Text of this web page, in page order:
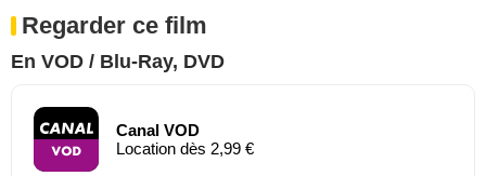
Regarder ce film
En VOD / Blu-Ray, DVD
Canal VOD
Location dès 2,99 €